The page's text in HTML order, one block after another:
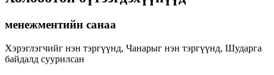
менежментийн санаа
Хэрэглэгчийг нэн тэргүүнд, Чанарыг нэн тэргүүнд, Шударга
байдалд суурилсан